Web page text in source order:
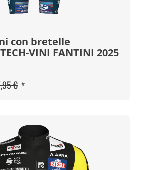
con bretelle
VINI FANTINI 2025
€ #